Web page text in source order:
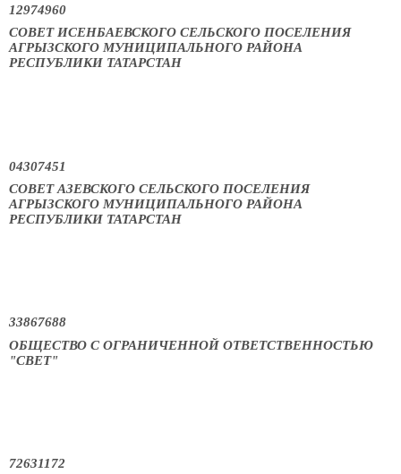
12974960
СОВЕТ ИСЕНБАЕВСКОГО СЕЛЬСКОГО ПОСЕЛЕНИЯ
АГРЫЗСКОГО МУНИЦИПАЛЬНОГО РАЙОНА
РЕСПУБЛИКИ ТАТАРСТАН
04307451
СОВЕТ АЗЕВСКОГО СЕЛЬСКОГО ПОСЕЛЕНИЯ
АГРЫЗСКОГО МУНИЦИПАЛЬНОГО РАЙОНА
РЕСПУБЛИКИ ТАТАРСТАН
33867688
ОБЩЕСТВО С ОГРАНИЧЕННОЙ ОТВЕТСТВЕННОСТЬЮ
"СВЕТ"
72631172